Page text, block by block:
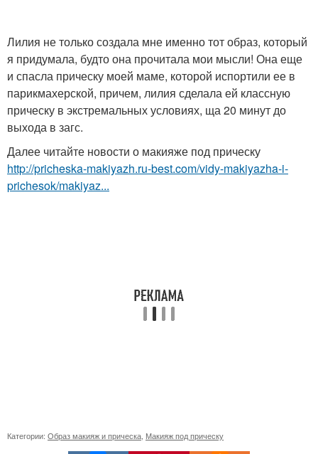
Лилия не только создала мне именно тот образ, который
я придумала, будто она прочитала мои мысли! Она еще
и спасла прическу моей маме, которой испортили ее в
парикмахерской, причем, лилия сделала ей классную
прическу в экстремальных условиях, ща 20 минут до
выхода в загс.
Далее читайте новости о макияже под прическу
http://pricheska-makiyazh.ru-best.com/vidy-makiyazha-i-
prichesok/makiyaz...
Категории: Образ макияж и прическа Макияж под прическу